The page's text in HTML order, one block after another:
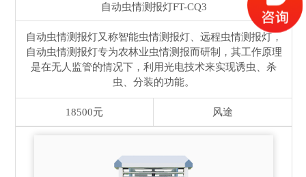
自动虫情测报灯FT-CQ3
自动虫情测报灯又称智能虫情测报灯、远程虫情测报灯，
自动虫情测报灯专为农林业虫情测报而研制，其工作原理
是在无人监管的情况下，利用光电技术来实现诱虫、杀
虫、分装的功能。
18500元 风途